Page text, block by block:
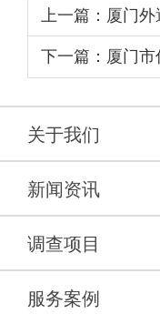
上一篇：厦门
孩子怎么办
下一篇：厦门
关于我们
新闻资讯
调查项目
服务案例